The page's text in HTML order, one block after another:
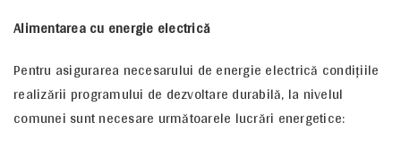
Alimentarea cu energie electrică
Pentru asigurarea necesarului de energie electrică condiţiile
realizării programului de dezvoltare durabilă, la nivelul
comunei sunt necesare următoarele lucrări energetice: